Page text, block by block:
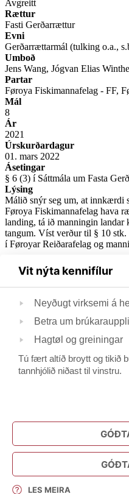
Avgreitt
Rættur
Fasti Gerðarrættur
Evni
Gerðarrættarmál (tulking o.a.,
Umboð
Jens Wang, Jógvan Elias
Partar
Føroya Fiskimannafelag - FF,
Mál
8
Ár
2021
Úrskurðardagur
01. mars 2022
Ásetingar
§ 6 (3) í Sáttmála um Fasta
Lýsing
Málið snýr seg um, at innkærdi
Føroya Fiskimannafelag hava
landing, tá ið manningin
tangum. Víst verður til § 10
í Føroyar Reiðarafelag og
Í kæruni er sum grundarlag fyri
limir í Fiskimannafelagnum
og M/S Finnur Fríði.
Tann 22. desember 2021
Tann 1. mars 2022 er málið tikið
Aftur
Postsmoga 3023
358585 / 299509
fg@fg.fo
Vit nýta kennifílur
Neyðugt virksemi á
Betra um
Hagtøl og greiningar
Tú fært altíð broytt og tikið
tannhjólið niðast til vinstru.
LES MEIRA